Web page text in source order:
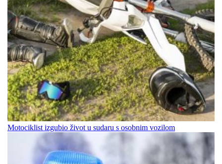
Motociklist izgubio život u sudaru s osobnim vozilom